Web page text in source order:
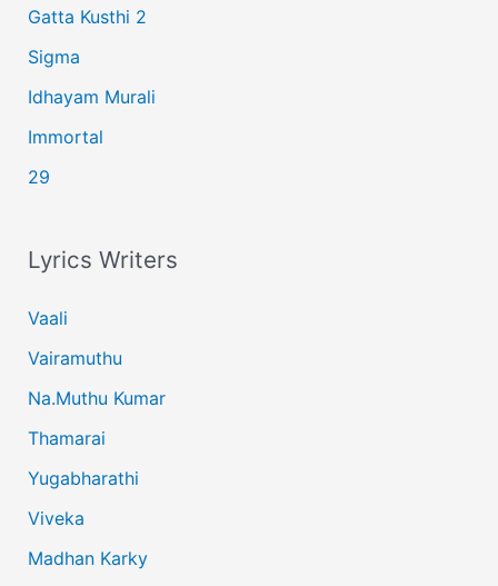
Gatta Kusthi 2
Sigma
Idhayam Murali
Immortal
29
Lyrics Writers
Vaali
Vairamuthu
Na.Muthu Kumar
Thamarai
Yugabharathi
Viveka
Madhan Karky